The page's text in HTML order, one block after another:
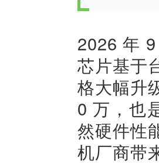
2026 年
芯片基于
格大幅升
0 万，也
然硬件性
机厂商带